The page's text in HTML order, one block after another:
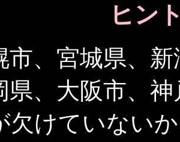
ヒン
宮城県、新
県、大阪市、
欠けていない